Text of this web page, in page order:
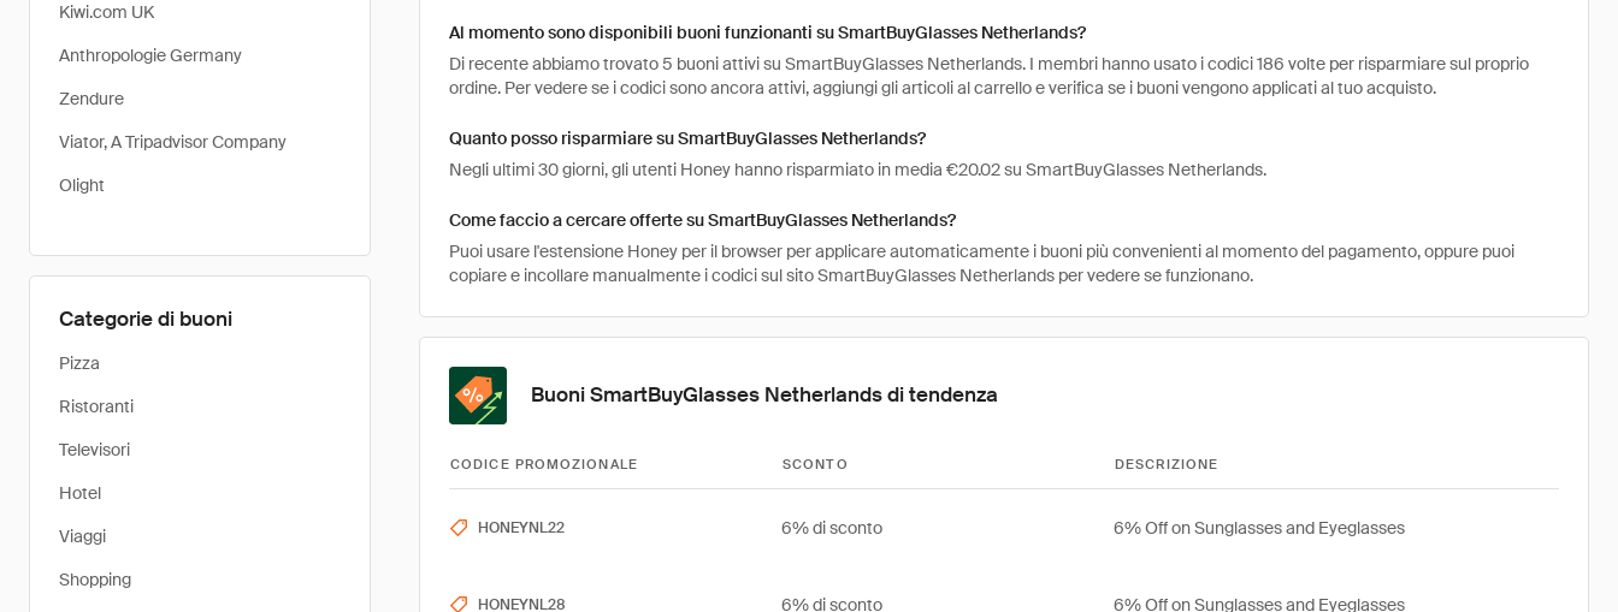
Kiwi.com UK
Anthropologie Germany
Zendure
Viator, A Tripadvisor Company
Olight
Categorie di buoni
Pizza
Ristoranti
Televisori
Hotel
Viaggi
Shopping
Al momento sono disponibili buoni funzionanti su SmartBuyGlasses Netherlands?
Di recente abbiamo trovato 5 buoni attivi su SmartBuyGlasses Netherlands. I membri hanno usato i codici 186 volte per risparmiare sul proprio
ordine. Per vedere se i codici sono ancora attivi, aggiungi gli articoli al carrello e verifica se i buoni vengono applicati al tuo acquisto.
Quanto posso risparmiare su SmartBuyGlasses Netherlands?
Negli ultimi 30 giorni, gli utenti Honey hanno risparmiato in media €20.02 su SmartBuyGlasses Netherlands.
Come faccio a cercare offerte su SmartBuyGlasses Netherlands?
Puoi usare l'estensione Honey per il browser per applicare automaticamente i buoni più convenienti al momento del pagamento, oppure puoi
copiare e incollare manualmente i codici sul sito SmartBuyGlasses Netherlands per vedere se funzionano.
Buoni SmartBuyGlasses Netherlands di tendenza
CODICE PROMOZIONALE SCONTO DESCRIZIONE
HONEYNL22 6% di sconto 6% Off on Sunglasses and Eyeglasses
HONEYNL28 6% di sconto 6% Off on Sunglasses and Eyeglasses